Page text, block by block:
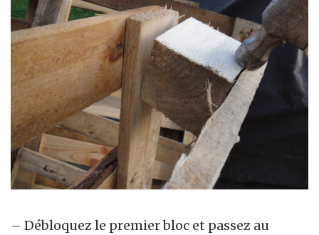
– Débloquez le premier bloc et passez au